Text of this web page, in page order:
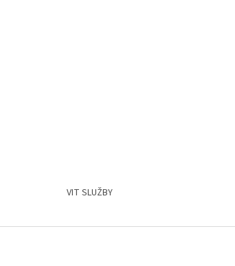
VIT SLUŽBY